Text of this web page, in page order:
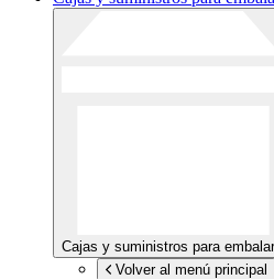
Cajas y suministros para
Volver al menú principal